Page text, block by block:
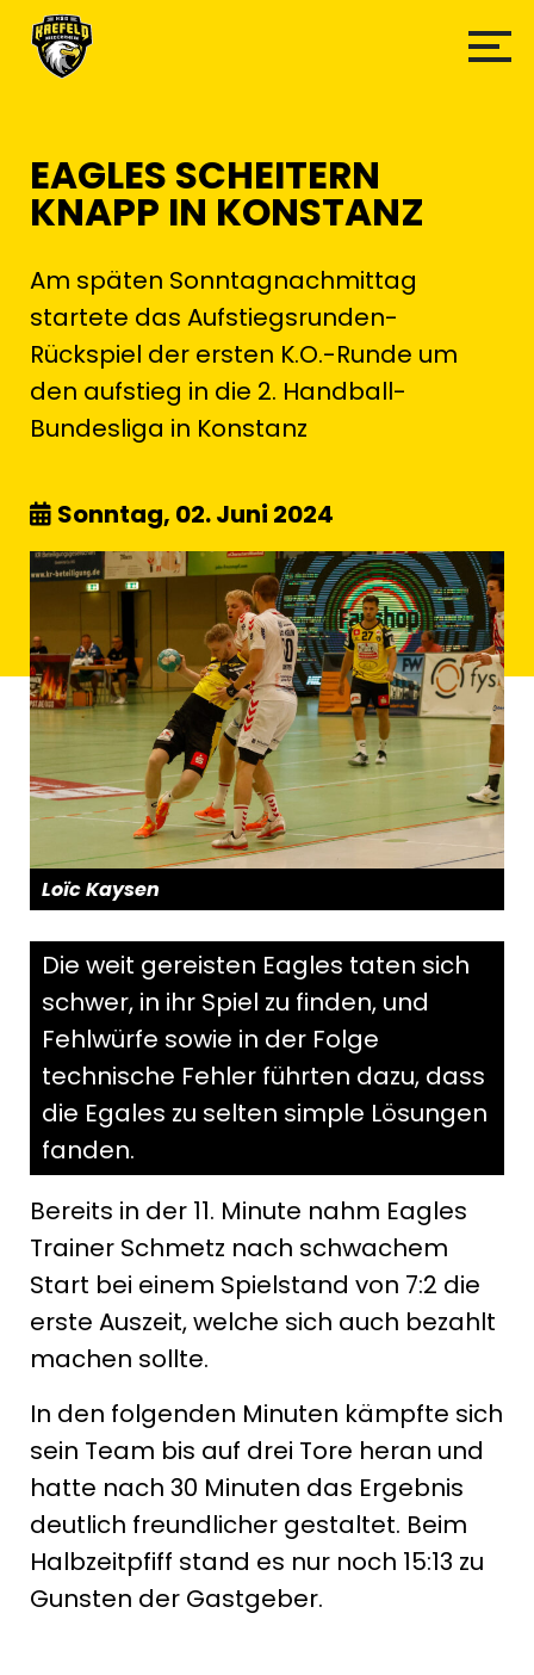
EAGLES SCHEITERN
KNAPP IN KONSTANZ
Am späten Sonntagnachmittag
startete das Aufstiegsrunden-
Rückspiel der ersten K.O.-Runde um
den aufstieg in die 2. Handball-
Bundesliga in Konstanz
Sonntag, 02. Juni 2024
Loïc Kaysen
Die weit gereisten Eagles taten sich
schwer, in ihr Spiel zu finden, und
Fehlwürfe sowie in der Folge
technische Fehler führten dazu, dass
die Egales zu selten simple Lösungen
fanden.
Bereits in der 11. Minute nahm Eagles
Trainer Schmetz nach schwachem
Start bei einem Spielstand von 7:2 die
erste Auszeit, welche sich auch bezahlt
machen sollte.
In den folgenden Minuten kämpfte sich
sein Team bis auf drei Tore heran und
hatte nach 30 Minuten das Ergebnis
deutlich freundlicher gestaltet. Beim
Halbzeitpfiff stand es nur noch 15:13 zu
Gunsten der Gastgeber.